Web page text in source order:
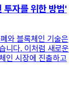
투자를 위한 방법'
와 블록체인 기술은
니다. 이처럼 새로운
인 시장에 진출하고